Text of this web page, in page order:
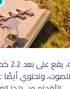
وتحتوي